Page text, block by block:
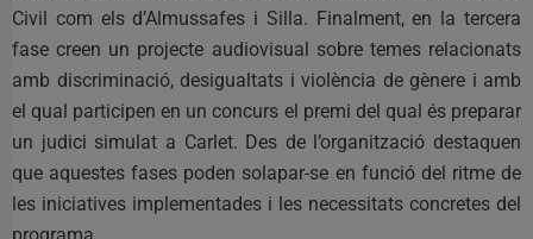
Civil com els d’Almussafes i Silla. Finalment, en la tercera
fase creen un projecte audiovisual sobre temes relacionats
amb discriminació, desigualtats i violència de gènere i amb
el qual participen en un concurs el premi del qual és preparar
un judici simulat a Carlet. Des de l’organització destaquen
que aquestes fases poden solapar-se en funció del ritme de
les iniciatives implementades i les necessitats concretes del
programa.